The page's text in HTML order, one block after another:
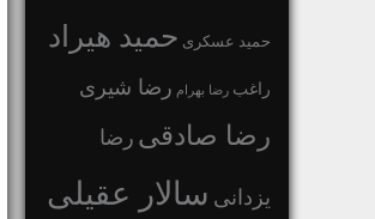
حمید عسکری حمید هیراد
راغب رضا بهرام رضا شیری
رضا صادقی رضا
یزدانی سالار عقیلی